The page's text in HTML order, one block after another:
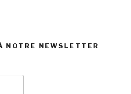
NOTRE NEWSLETTER